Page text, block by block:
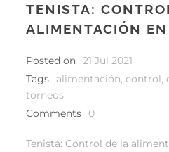
TENISTA:
ALIMENTACIÓN EN
Posted on 21 Jul 2021
Tags
alimentación, control,
torneos
Comments
0
Tenista: Control de la